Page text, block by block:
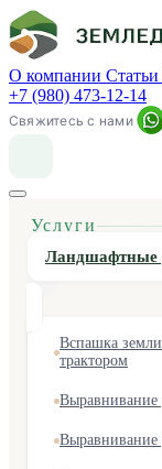
О компании Статьи
+7 (980) 473-12-14
Свяжитесь с нами
Услуги
Ландшафтные
Вспашка
трактором
Выравнивание